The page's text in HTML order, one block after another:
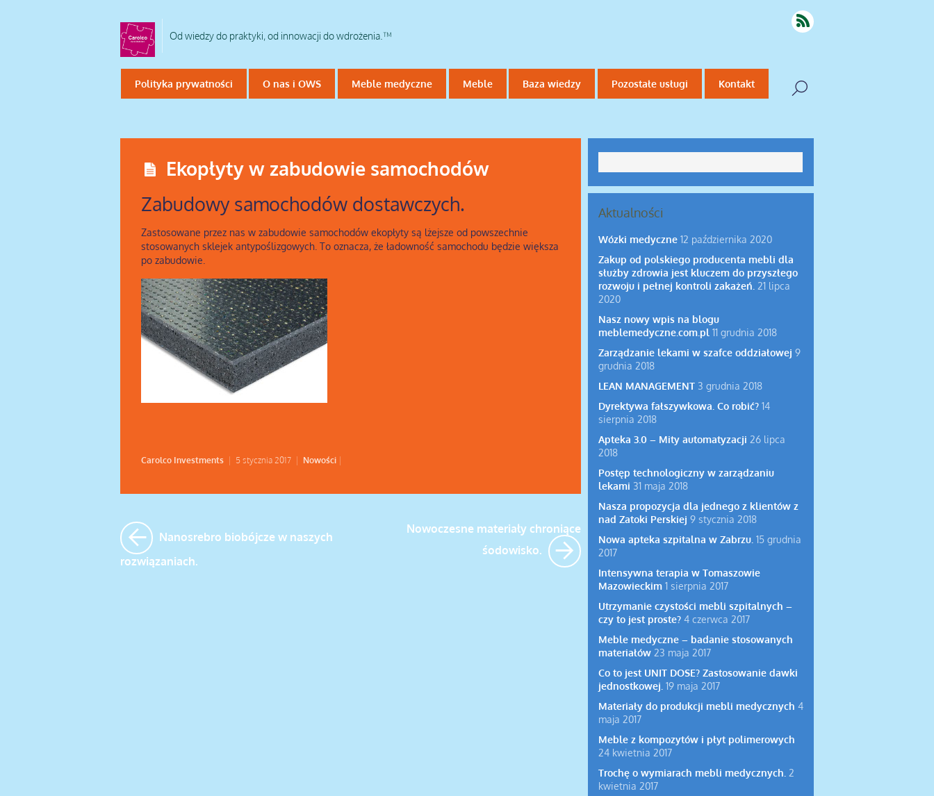
Od wiedzy do praktyki, od innowacji do wdrożenia.™
Polityka prywatności O nas i OWS Meble medyczne Meble Baza wiedzy Pozostałe usługi Kontakt
Ekopłyty w zabudowie samochodów
Zabudowy samochodów dostawczych.
Zastosowane przez nas w zabudowie samochodów ekopłyty są lżejsze od powszechnie
stosowanych sklejek antypoślizgowych. To oznacza, że ładowność samochodu będzie większa
po zabudowie.
Carolco Investments 5 stycznia 2017 Nowości
Nanosrebro biobójcze w naszych
rozwiązaniach.
Nowoczesne materiały chroniące
śodowisko.
Aktualności
Wózki medyczne 12 października 2020
Zakup od polskiego producenta mebli dla
służby zdrowia jest kluczem do przyszłego
rozwoju i pełnej kontroli zakażeń. 21 lipca
2020
Nasz nowy wpis na blogu
meblemedyczne.com.pl 11 grudnia 2018
Zarządzanie lekami w szafce oddziałowej 9
grudnia 2018
LEAN MANAGEMENT 3 grudnia 2018
Dyrektywa fałszywkowa. Co robić? 14
sierpnia 2018
Apteka 3.0 – Mity automatyzacji 26 lipca
2018
Postęp technologiczny w zarządzaniu
lekami 31 maja 2018
Nasza propozycja dla jednego z klientów z
nad Zatoki Perskiej 9 stycznia 2018
Nowa apteka szpitalna w Zabrzu. 15 grudnia
2017
Intensywna terapia w Tomaszowie
Mazowieckim 1 sierpnia 2017
Utrzymanie czystości mebli szpitalnych –
czy to jest proste? 4 czerwca 2017
Meble medyczne – badanie stosowanych
materiałów 23 maja 2017
Co to jest UNIT DOSE? Zastosowanie dawki
jednostkowej. 19 maja 2017
Materiały do produkcji mebli medycznych 4
maja 2017
Meble z kompozytów i płyt polimerowych
24 kwietnia 2017
Trochę o wymiarach mebli medycznych. 2
kwietnia 2017